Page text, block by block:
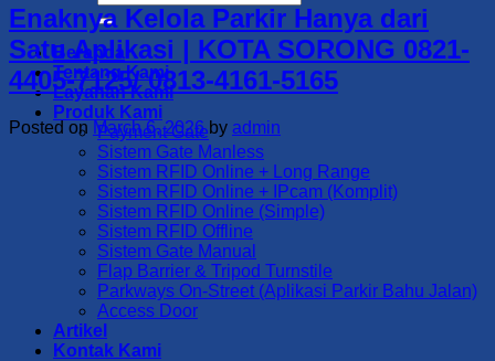
for:
Beranda
Tentang Kami
Layanan Kami
Produk Kami
Payment Gate
Sistem Gate Manless
Sistem RFID Online + Long Range
Sistem RFID Online + IPcam (Komplit)
Sistem RFID Online (Simple)
Sistem RFID Offline
Sistem Gate Manual
Flap Barrier & Tripod Turnstile
Parkways On-Street (Aplikasi Parkir Bahu Jalan)
Access Door
Artikel
Kontak Kami
Enaknya Kelola Parkir Hanya dari
Satu Aplikasi | KOTA SORONG 0821-
4405-7125/ 0813-4161-5165
Posted on March 6, 2026 by admin